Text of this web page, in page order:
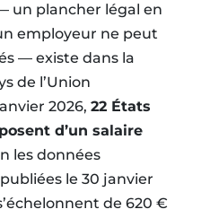
un plancher légal en
employeur ne peut
— existe dans la
de l’Union
2026, 22 États
d’un salaire
les données
le 30 janvier
de 620 €